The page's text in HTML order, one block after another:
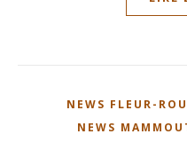
NEWS FLEUR-
NEWS